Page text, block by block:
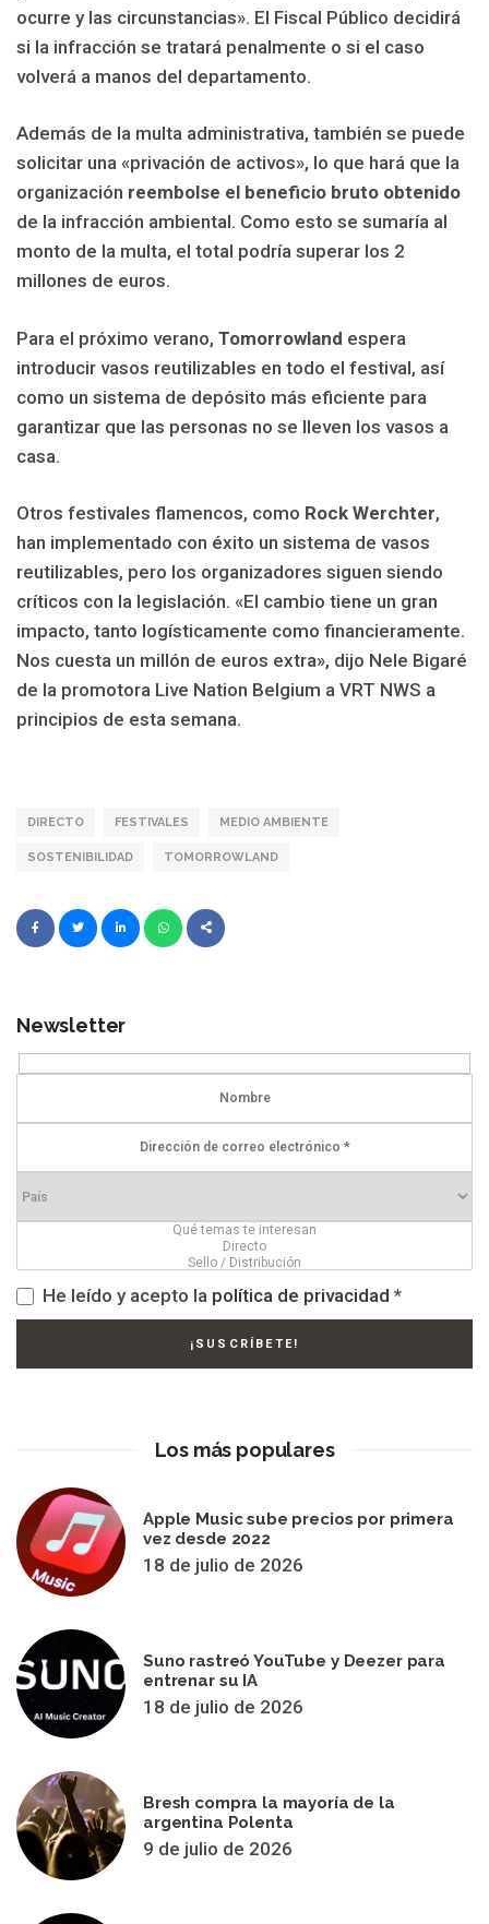
ocurre y las circunstancias». El Fiscal Público decidirá
si la infracción se tratará penalmente o si el caso
volverá a manos del departamento.
Además de la multa administrativa, también se puede
solicitar una «privación de activos», lo que hará que la
organización reembolse el beneficio bruto obtenido
de la infracción ambiental. Como esto se sumaría al
monto de la multa, el total podría superar los 2
millones de euros.
Para el próximo verano, Tomorrowland espera
introducir vasos reutilizables en todo el festival, así
como un sistema de depósito más eficiente para
garantizar que las personas no se lleven los vasos a
casa.
Otros festivales flamencos, como Rock Werchter,
han implementado con éxito un sistema de vasos
reutilizables, pero los organizadores siguen siendo
críticos con la legislación. «El cambio tiene un gran
impacto, tanto logísticamente como financieramente.
Nos cuesta un millón de euros extra», dijo Nele Bigaré
de la promotora Live Nation Belgium a VRT NWS a
principios de esta semana.
DIRECTO FESTIVALES MEDIO AMBIENTE
SOSTENIBILIDAD TOMORROWLAND
Newsletter
He leído y acepto la política de privacidad *
Los más populares
Apple Music sube precios por primera
vez desde 2022
18 de julio de 2026
Suno rastreó YouTube y Deezer para
entrenar su IA
18 de julio de 2026
Bresh compra la mayoría de la
argentina Polenta
9 de julio de 2026